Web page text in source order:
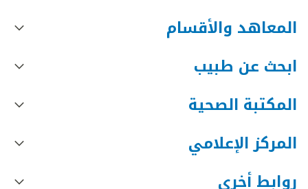
المعاهد والأقسام
ابحث عن طبيب
المكتبة الصحية
المركز الإعلامي
روابط أخرى